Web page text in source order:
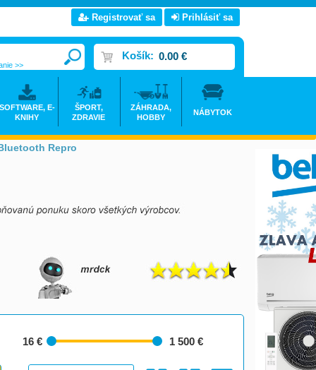
Repro
16 € 1 500 €
Registrovať sa Prihlásiť sa
Košík: 0.00 €
>>
SOFTWARE, E-
KNIHY
ŠPORT,
ZDRAVIE
ZÁHRADA,
HOBBY
NÁBYTOK